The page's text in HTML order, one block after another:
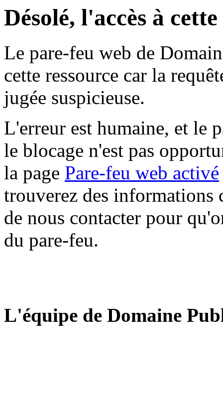
Désolé, l'accès à
Le pare-feu web de
cette ressource car la
jugée suspicieuse.
L'erreur est humaine, et le
le blocage n'est pas
la page Pare-feu web activé
trouverez des informations
de nous contacter pour
du pare-feu.
L'équipe de Domaine